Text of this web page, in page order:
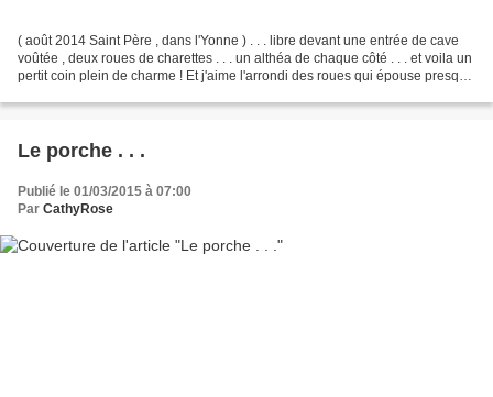
( août 2014 Saint Père , dans l'Yonne ) . . . libre devant une entrée de cave
voûtée , deux roues de charettes . . . un althéa de chaque côté . . . et voila un
pertit coin plein de charme ! Et j'aime l'arrondi des roues qui épouse presque
Le porche . . .
Publié le 01/03/2015 à 07:00
Par CathyRose